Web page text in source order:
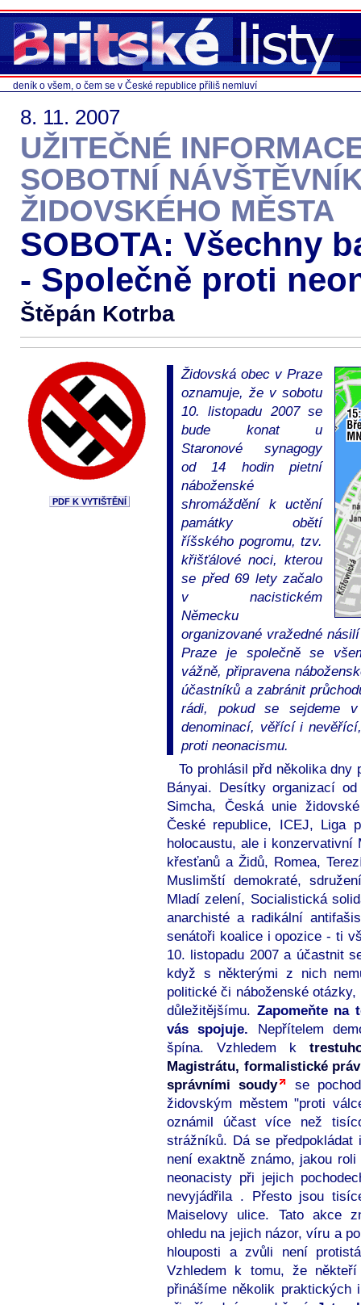
deník o všem, o čem se v České republice příliš nemluví
8. 11. 2007
UŽITEČNÉ
SOBOTNÍ
ŽIDOVSKÉHO MĚSTA
SOBOTA: Všechny
- Společně proti
Štěpán Kotrba
PDF K VYTIŠTĚNÍ
Židovská obec v Praze
oznamuje, že v sobotu
10. listopadu 2007 se
bude konat u
Staronové synagogy
od 14 hodin pietní
náboženské
shromáždění k uctění
památky obětí
říšského pogromu, tzv.
křišťálové noci, kterou
se před 69 lety začalo
v nacistickém
Německu
organizované vražedné
Praze je společně se
vážně, připravena
účastníků a zabránit
rádi, pokud se sejdeme
denominací, věřící i
proti neonacismu.
To prohlásil přd několika dny
Bányai. Desítky organizací
Simcha, Česká unie
České republice, ICEJ, Liga
holocaustu, ale i konzervativní
křesťanů a Židů, Romea,
Muslimští demokraté,
Mladí zelení, Socialistická
anarchisté a radikální
senátoři koalice i opozice - ti
10. listopadu 2007 a účastnit
když s některými z nich
politické či náboženské
důležitějšímu. Zapomeňte na
vás spojuje. Nepřítelem
špína. Vzhledem k
Magistrátu, formalistické
správními soudy
se
židovským městem "proti
oznámil účast více než
strážníků. Dá se
není exaktně známo, jakou
neonacisty při jejich
nevyjádřila . Přesto jsou
Maiselovy ulice. Tato akce
ohledu na jejich názor, víru a
hlouposti a zvůli není
Vzhledem k tomu, že
přinášíme několik